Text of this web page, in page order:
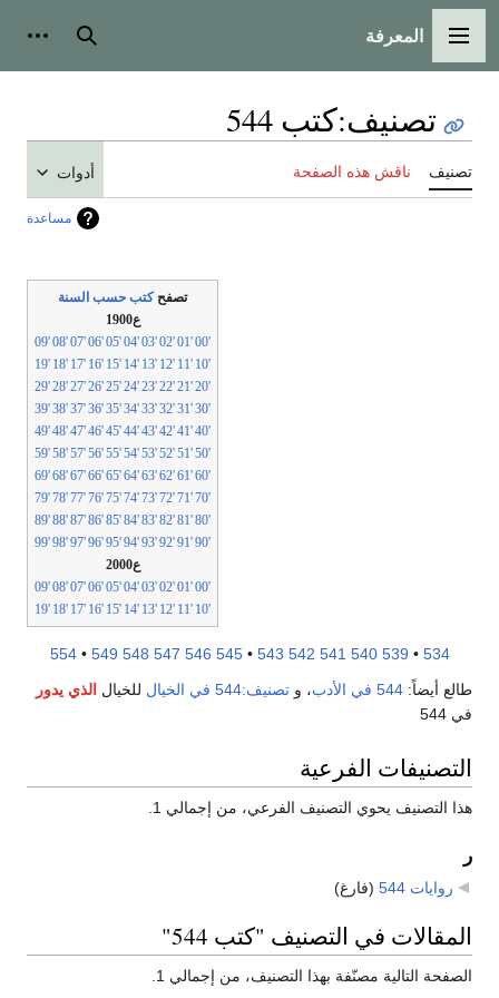
القائمة الرئيسية
المعرفة بحث
تصنيف:كتب 544
تصنيف ناقش هذه الصفحة أدوات
مساعدة
تصفحكتب حسب السنة
ع1900
'00
'01
'02
'03
'04
'05
'06
'07
'08
'09
'10
'11
'12
'13
'14
'15
'16
'17
'18
'19
'20
'21
'22
'23
'24
'25
'26
'27
'28
'29
'30
'31
'32
'33
'34
'35
'36
'37
'38
'39
'40
'41
'42
'43
'44
'45
'46
'47
'48
'49
'50
'51
'52
'53
'54
'55
'56
'57
'58
'59
'60
'61
'62
'63
'64
'65
'66
'67
'68
'69
'70
'71
'72
'73
'74
'75
'76
'77
'78
'79
'80
'81
'82
'83
'84
'85
'86
'87
'88
'89
'90
'91
'92
'93
'94
'95
'96
'97
'98
'99
ع2000
'00
'01
'02
'03
'04
'05
'06
'07
'08
'09
'10
'11
'12
'13
'14
'15
'16
'17
'18
'19
534
•
539
540
541
542
543
•
545
546
547
548
549
•
554
طالع أيضاً: 544 في الأدب ، و تصنيف:544 في الخيال للخيال الذي يدور
في 544
التصنيفات الفرعية
هذا التصنيف يحوي التصنيف الفرعي، من إجمالي 1.
ر
روايات 544 (فارغ)
المقالات في التصنيف "كتب 544"
الصفحة التالية مصنّفة بهذا التصنيف، من إجمالي 1.